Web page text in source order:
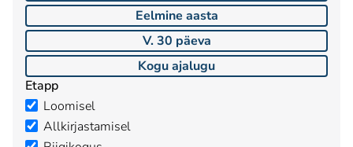
Eelmine aasta
V. 30 päeva
Kogu ajalugu
Etapp
Loomisel
Allkirjastamisel